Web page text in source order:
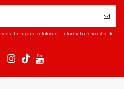
te rugam sa folosesti informatiile noastre de